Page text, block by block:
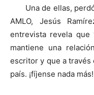
Una de ellas,
AMLO, Jesús
entrevista revela que
mantiene una
escritor y que a
país. ¡fíjense nada más!